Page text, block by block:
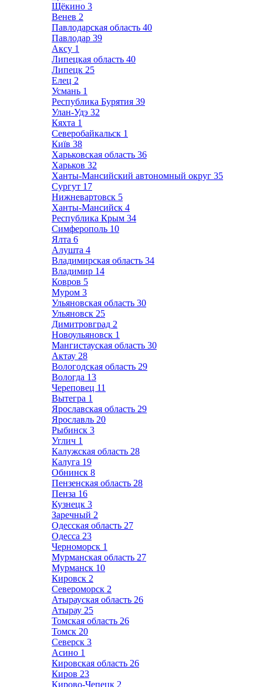
Щёкино 3
Венев 2
Павлодарская область 40
Павлодар 39
Аксу 1
Липецкая область 40
Липецк 25
Елец 2
Усмань 1
Республика Бурятия 39
Улан-Удэ 32
Кяхта 1
Северобайкальск 1
Київ 38
Харьковская область 36
Харьков 32
Ханты-Мансийский автономный округ 35
Сургут 17
Нижневартовск 5
Ханты-Мансийск 4
Республика Крым 34
Симферополь 10
Ялта 6
Алушта 4
Владимирская область 34
Владимир 14
Ковров 5
Муром 3
Ульяновская область 30
Ульяновск 25
Димитровград 2
Новоульяновск 1
Мангистауская область 30
Актау 28
Вологодская область 29
Вологда 13
Череповец 11
Вытегра 1
Ярославская область 29
Ярославль 20
Рыбинск 3
Углич 1
Калужская область 28
Калуга 19
Обнинск 8
Пензенская область 28
Пенза 16
Кузнецк 3
Заречный 2
Одесская область 27
Одесса 23
Черноморск 1
Мурманская область 27
Мурманск 10
Кировск 2
Североморск 2
Атырауская область 26
Атырау 25
Томская область 26
Томск 20
Северск 3
Асино 1
Кировская область 26
Киров 23
Кирово-Чепецк 2